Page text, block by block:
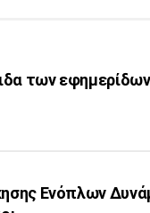
των
Ενόπλων